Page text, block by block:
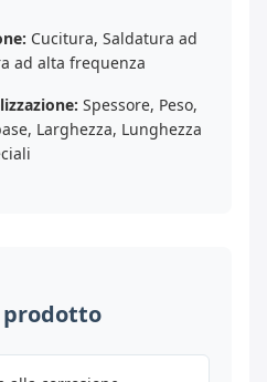
Cucitura, Saldatura ad
ad alta frequenza
Spessore, Peso,
Larghezza, Lunghezza
prodotto